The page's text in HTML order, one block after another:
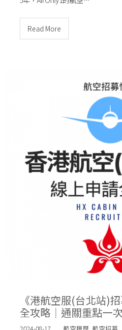
Read More
《港航空服(台北站)
全攻略｜通關重點一